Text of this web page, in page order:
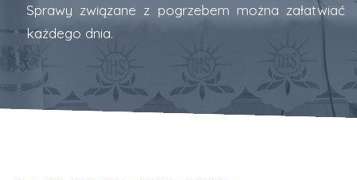
Sprawy związane z pogrzebem można załatwiać
każdego dnia.